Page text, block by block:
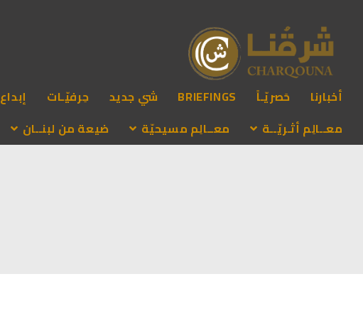
أخبارنا حَصريّـاً BRIEFINGS شي جديد حِرفيّـات إبداع
معــالِم أثـريّــة
معــالِم مسيحيّة ضيعة من لبنــان